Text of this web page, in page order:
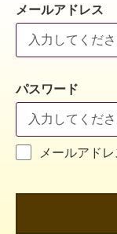
メールアドレス
パスワード
メールアド